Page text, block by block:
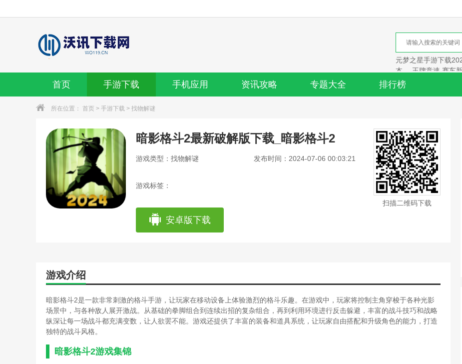
元梦之星手游下载
本
王牌竞速 赛车
首页 手游下载 手机应用 资讯攻略 专题大全 排行榜
所在位置： 首页 > 手游下载 > 找物解谜
暗影格斗2最新破解版下载_暗影格斗2
游戏类型：找物解谜 发布时间：2024-07-06 00:03:21
游戏标签：
安卓版下载
扫描二维码下载
游戏介绍
暗影格斗2是一款非常刺激的格斗手游，让玩家在移动设备上体验激烈的格斗乐趣。在游戏中，玩家将控制主角穿梭于各种光影
场景中，与各种敌人展开激战。从基础的拳脚组合到连续出招的复杂组合，再到利用环境进行反击躲避，丰富的战斗技巧和战略
纵深让每一场战斗都充满变数，让人欲罢不能。游戏还提供了丰富的装备和道具系统，让玩家自由搭配和升级角色的能力，打造
独特的战斗风格。
暗影格斗2游戏集锦